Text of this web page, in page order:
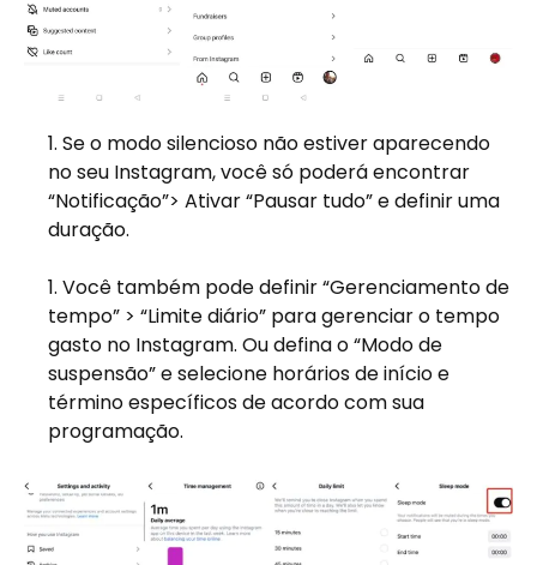
Se o modo silencioso não estiver aparecendo
no seu Instagram, você só poderá encontrar
“Notificação”> Ativar “Pausar tudo” e definir uma
duração.
Você também pode definir “Gerenciamento de
tempo” > “Limite diário” para gerenciar o tempo
gasto no Instagram. Ou defina o “Modo de
suspensão” e selecione horários de início e
término específicos de acordo com sua
programação.